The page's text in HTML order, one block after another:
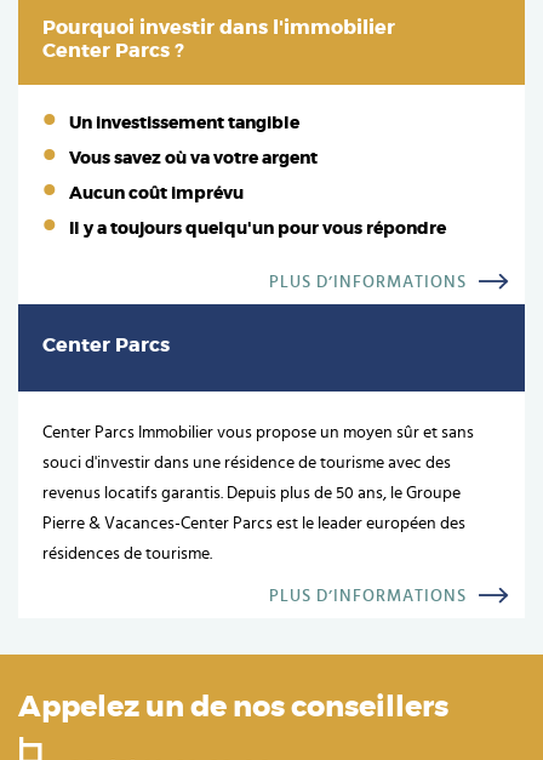
Pourquoi investir dans l'immobilier
Center Parcs ?
Un investissement tangible
Vous savez où va votre argent
Aucun coût imprévu
Il y a toujours quelqu'un pour vous répondre
PLUS D’INFORMATIONS
Center Parcs
Center Parcs Immobilier vous propose un moyen sûr et sans
souci d'investir dans une résidence de tourisme avec des
revenus locatifs garantis. Depuis plus de 50 ans, le Groupe
Pierre & Vacances-Center Parcs est le leader européen des
résidences de tourisme.
PLUS D’INFORMATIONS
Appelez un de nos conseillers